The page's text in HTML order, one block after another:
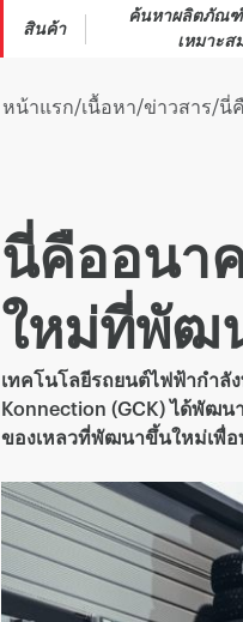
สินค้า
ค้นหาผลิตภัณ
เหมาะส
หน้าแรก/เนื้อหา/ข่าวสาร/นี่
นี่คืออนา
ใหม่ที่พัฒ
เทคโนโลยีรถยนต์ไฟฟ้ากำลั
Konnection (GCK) ได้พัฒน
ของเหลวที่พัฒนาขึ้นใหม่เพื่อ